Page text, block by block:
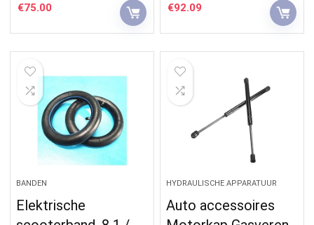
€75.00 €92.09
BANDEN
Elektrische
HYDRAULISCHE APPARATUUR
Auto accessoires